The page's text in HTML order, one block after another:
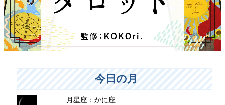
今日の月
月星座：かに座